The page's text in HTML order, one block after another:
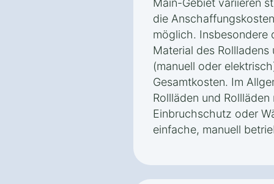
Main-Gebiet‎ variieren
die
möglich. Insbesondere
Material des
(manuell oder
Gesamtkosten. Im
Rollläden und
Einbruchschutz oder
einfache, manuell